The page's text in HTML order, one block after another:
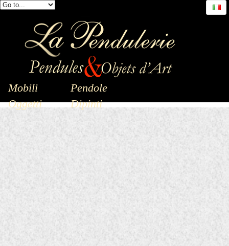
Mobili
Pendole
Oggetti
Dipinti